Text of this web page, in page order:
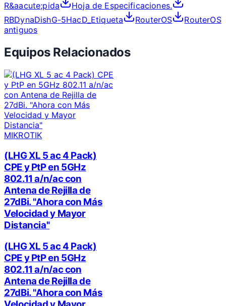
R&aacute;pida
Hoja de Especificaciones.
RBDynaDishG-5HacD_Etiqueta
RouterOS
RouterOS
antiguos
Equipos Relacionados
MIKROTIK
(LHG XL 5 ac 4 Pack)
CPE y PtP en 5GHz
802.11 a/n/ac con
Antena de Rejilla de
27dBi. "Ahora con Más
Velocidad y Mayor
Distancia"
(LHG XL 5 ac 4 Pack)
CPE y PtP en 5GHz
802.11 a/n/ac con
Antena de Rejilla de
27dBi. "Ahora con Más